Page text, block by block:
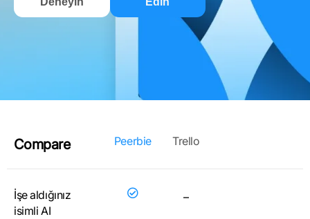
Compare Peerbie Trello
İşe aldığınız
isimli AI
–